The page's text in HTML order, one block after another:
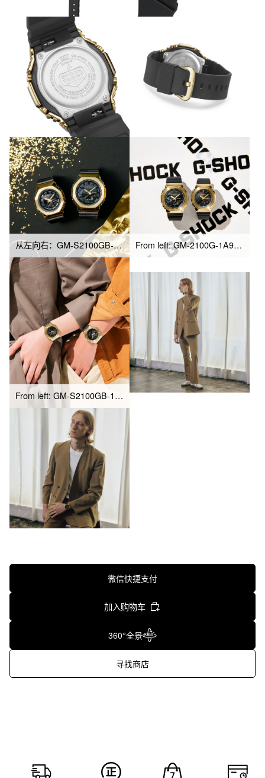
从左向右：GM-S2100GB-1A、GM-2100G-1A9 From left: GM-2100G-1A9, GM-S2100GB-1A
From left: GM-S2100GB-1A, GM-2100G-1A9
微信快捷支付
加入购物车
360°全景
寻找商店